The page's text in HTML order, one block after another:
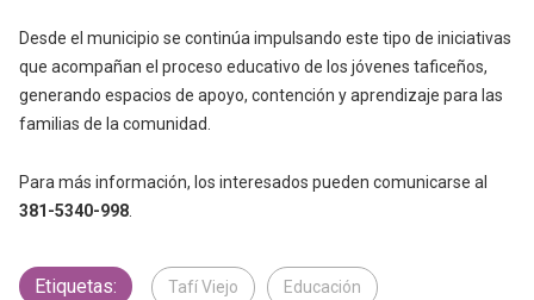
Desde el municipio se continúa impulsando este tipo de iniciativas
que acompañan el proceso educativo de los jóvenes taficeños,
generando espacios de apoyo, contención y aprendizaje para las
familias de la comunidad.
Para más información, los interesados pueden comunicarse al
381-5340-998.
Etiquetas: Tafí Viejo Educación